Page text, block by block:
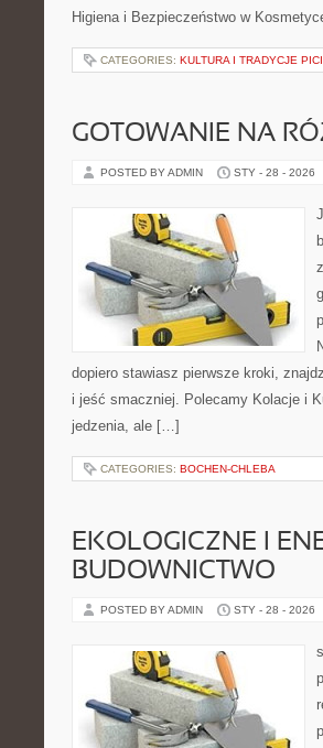
Higiena i Bezpieczeństwo w
CATEGORIES: KULTURA I TRADYCJE
GOTOWANIE NA
POSTED BY ADMIN STY - 28 - 2026
dopiero stawiasz pierwsze kroki,
i jeść smaczniej. Polecamy Kolacje i
jedzenia, ale […]
CATEGORIES: BOCHEN-CHLEBA
EKOLOGICZNE I
BUDOWNICTWO
POSTED BY ADMIN STY - 28 - 2026